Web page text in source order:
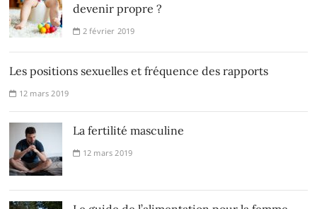
devenir propre ?
2 février 2019
Les positions sexuelles et fréquence des rapports
12 mars 2019
La fertilité masculine
12 mars 2019